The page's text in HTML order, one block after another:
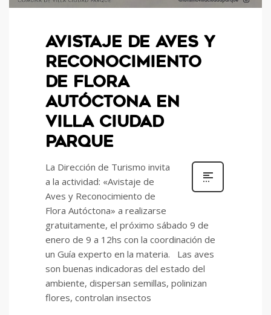
AVISTAJE DE AVES Y
RECONOCIMIENTO
DE FLORA
AUTÓCTONA EN
VILLA CIUDAD
PARQUE
La Dirección de Turismo invita
a la actividad: «Avistaje de
Aves y Reconocimiento de
Flora Autóctona» a realizarse
gratuitamente, el próximo sábado 9 de
enero de 9 a 12hs con la coordinación de
un Guía experto en la materia. Las aves
son buenas indicadoras del estado del
ambiente, dispersan semillas, polinizan
flores, controlan insectos